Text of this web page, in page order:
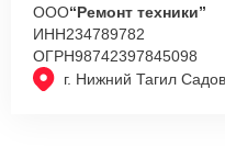
г. Нижний Тагил
ООО“Ремонт техники”
ИНН234789782
ОГРН98742397845098